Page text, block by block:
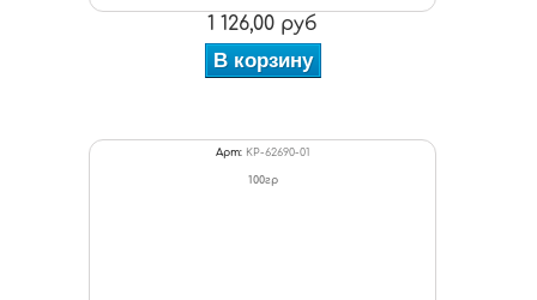
1 126,00 руб
В корзину
Арт: KP-62690-01
100гр